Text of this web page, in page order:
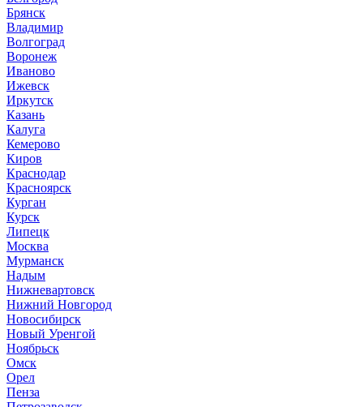
Брянск
Владимир
Волгоград
Воронеж
Иваново
Ижевск
Иркутск
Казань
Калуга
Кемерово
Киров
Краснодар
Красноярск
Курган
Курск
Липецк
Москва
Мурманск
Надым
Нижневартовск
Нижний Новгород
Новосибирск
Новый Уренгой
Ноябрьск
Омск
Орел
Пенза